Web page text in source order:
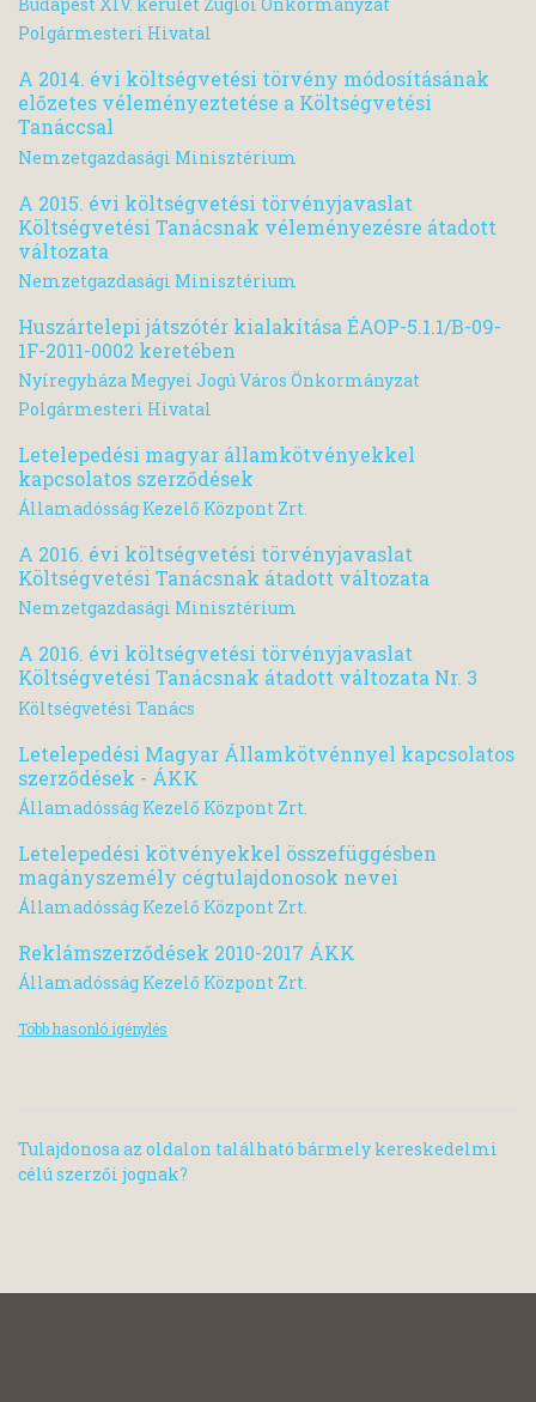
Budapest XIV. kerület Zuglói Önkormányzat
Polgármesteri Hivatal
A 2014. évi költségvetési törvény módosításának
előzetes véleményeztetése a Költségvetési
Tanáccsal
Nemzetgazdasági Minisztérium
A 2015. évi költségvetési törvényjavaslat
Költségvetési Tanácsnak véleményezésre átadott
változata
Nemzetgazdasági Minisztérium
Huszártelepi játszótér kialakítása ÉAOP-5.1.1/B-09-
1F-2011-0002 keretében
Nyíregyháza Megyei Jogú Város Önkormányzat
Polgármesteri Hivatal
Letelepedési magyar államkötvényekkel
kapcsolatos szerződések
Államadósság Kezelő Központ Zrt.
A 2016. évi költségvetési törvényjavaslat
Költségvetési Tanácsnak átadott változata
Nemzetgazdasági Minisztérium
A 2016. évi költségvetési törvényjavaslat
Költségvetési Tanácsnak átadott változata Nr. 3
Költségvetési Tanács
Letelepedési Magyar Államkötvénnyel kapcsolatos
szerződések - ÁKK
Államadósság Kezelő Központ Zrt.
Letelepedési kötvényekkel összefüggésben
magányszemély cégtulajdonosok nevei
Államadósság Kezelő Központ Zrt.
Reklámszerződések 2010-2017 ÁKK
Államadósság Kezelő Központ Zrt.
Több hasonló igénylés
Tulajdonosa az oldalon található bármely kereskedelmi
célú szerzői jognak?